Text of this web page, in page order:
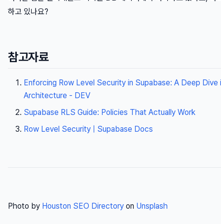
하고 있나요?
참고자료
Enforcing Row Level Security in Supabase: A Deep Dive
Architecture - DEV
Supabase RLS Guide: Policies That Actually Work
Row Level Security | Supabase Docs
Photo by Houston SEO Directory on Unsplash